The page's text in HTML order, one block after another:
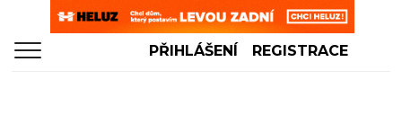
PŘIHLÁŠENÍ REGISTRACE